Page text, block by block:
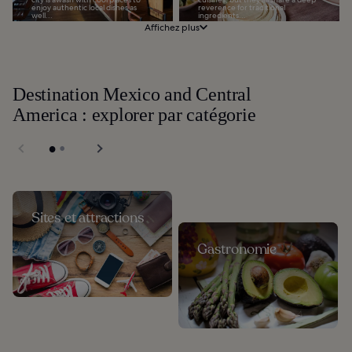
enjoy authentic local dishes as
well...
reverence for traditional
ingredients...
Affichez plus
Destination Mexico and Central
America : explorer par catégorie
Sites et attractions
Gastronomie